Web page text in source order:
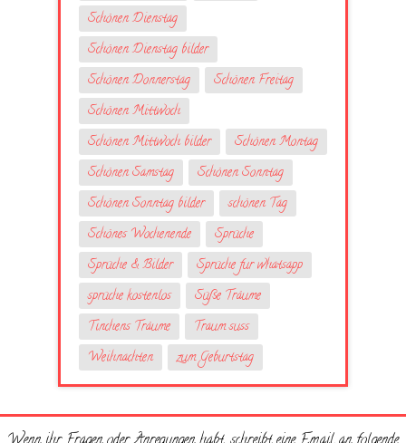
Schönen Dienstag
Schönen Dienstag bilder
Schönen Donnerstag
Schönen Freitag
Schönen Mittwoch
Schönen Mittwoch bilder
Schönen Montag
Schönen Samstag
Schönen Sonntag
Schönen Sonntag bilder
schönen Tag
Schönes Wochenende
Sprüche
Sprüche & Bilder
Sprüche fur whatsapp
sprüche kostenlos
Süße Träume
Tinchens Träume
Traum suss
Weihnachten
zum Geburtstag